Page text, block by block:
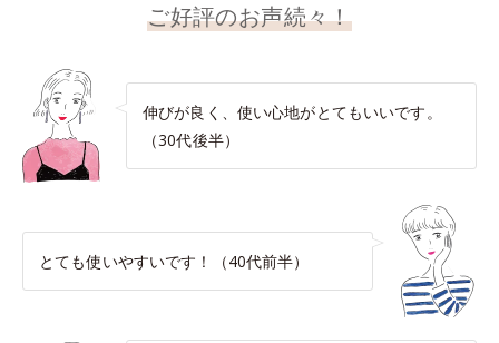
ご好評のお声続々！
伸びが良く、使い心地がとてもいいです。
（30代後半）
とても使いやすいです！（40代前半）